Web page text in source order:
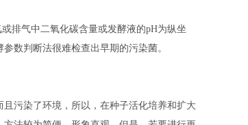
排气中二氧化碳含量或发酵液的pH为纵坐
数判断法很难检查出早期的污染菌。
污染了环境，所以，在种子活化培养和扩大